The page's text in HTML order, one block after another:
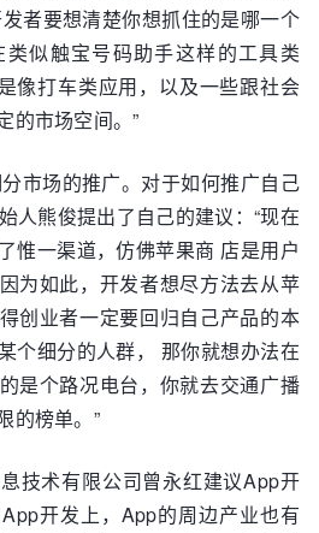
者要想清楚你想抓住的是哪一个
似触宝号码助手这样的工具类
像打车类应用，以及一些跟社会
的市场空间。”
市场的推广。对于如何推广自己
人熊俊提出了自己的建议：“现在
惟一渠道，仿佛苹果商 店是用户
为如此，开发者想尽方法去从苹
创业者一定要回归自己产品的本
个细分的人群， 那你就想办法在
是个路况电台，你就去交通广播
的榜单。”
技术有限公司曾永红建议App开
开发上，App的周边产业也有